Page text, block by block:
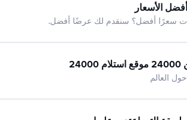
الأسعار
سعرًا أفضل؟ سنقدم لك عرضًا أفضل.
العالم